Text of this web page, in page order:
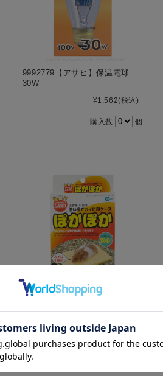
9992779【アサヒ】保温電球
30W
¥1,562(税込)
購入数 個
カイロケース ぽかぽか
¥561(税込)
購入数 個